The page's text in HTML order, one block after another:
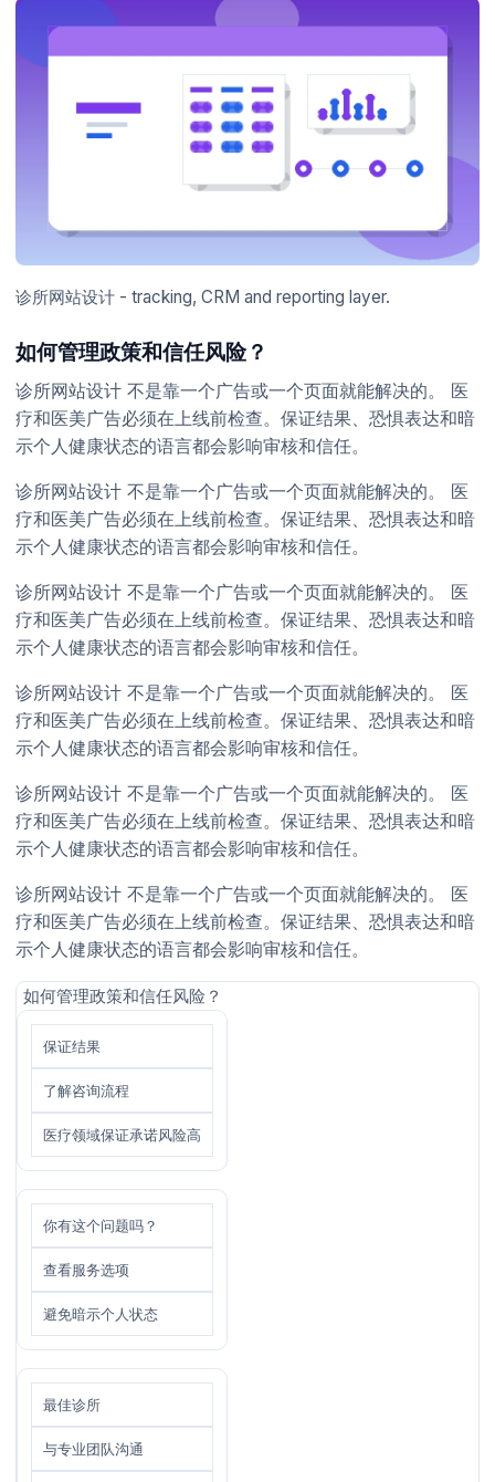
诊所网站设计 - tracking, CRM and reporting layer.
如何管理政策和信任风险？
诊所网站设计 不是靠一个广告或一个页面就能解决的。 医
疗和医美广告必须在上线前检查。保证结果、恐惧表达和暗
示个人健康状态的语言都会影响审核和信任。
诊所网站设计 不是靠一个广告或一个页面就能解决的。 医
疗和医美广告必须在上线前检查。保证结果、恐惧表达和暗
示个人健康状态的语言都会影响审核和信任。
诊所网站设计 不是靠一个广告或一个页面就能解决的。 医
疗和医美广告必须在上线前检查。保证结果、恐惧表达和暗
示个人健康状态的语言都会影响审核和信任。
诊所网站设计 不是靠一个广告或一个页面就能解决的。 医
疗和医美广告必须在上线前检查。保证结果、恐惧表达和暗
示个人健康状态的语言都会影响审核和信任。
诊所网站设计 不是靠一个广告或一个页面就能解决的。 医
疗和医美广告必须在上线前检查。保证结果、恐惧表达和暗
示个人健康状态的语言都会影响审核和信任。
诊所网站设计 不是靠一个广告或一个页面就能解决的。 医
疗和医美广告必须在上线前检查。保证结果、恐惧表达和暗
示个人健康状态的语言都会影响审核和信任。
如何管理政策和信任风险？
保证结果
了解咨询流程
医疗领域保证承诺风险高
你有这个问题吗？
查看服务选项
避免暗示个人状态
最佳诊所
与专业团队沟通